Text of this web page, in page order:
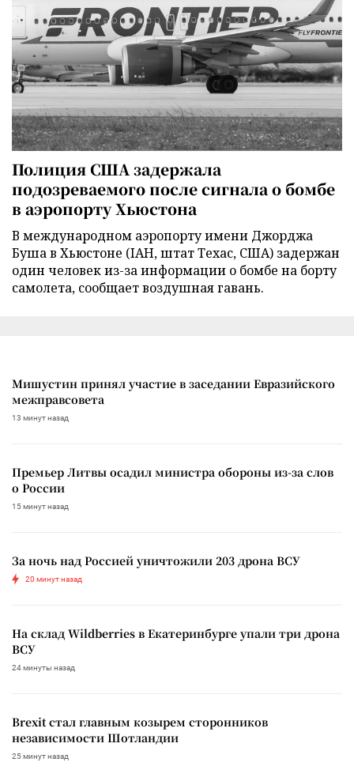
Полиция США задержала
подозреваемого после сигнала о бомбе
в аэропорту Хьюстона
В международном аэропорту имени Джорджа
Буша в Хьюстоне (IAH, штат Техас, США) задержан
один человек из-за информации о бомбе на борту
самолета, сообщает воздушная гавань.
Мишустин принял участие в заседании Евразийского
межправсовета
13 минут назад
Премьер Литвы осадил министра обороны из-за слов
о России
15 минут назад
За ночь над Россией уничтожили 203 дрона ВСУ
20 минут назад
На склад Wildberries в Екатеринбурге упали три дрона
ВСУ
24 минуты назад
Brexit стал главным козырем сторонников
независимости Шотландии
25 минут назад